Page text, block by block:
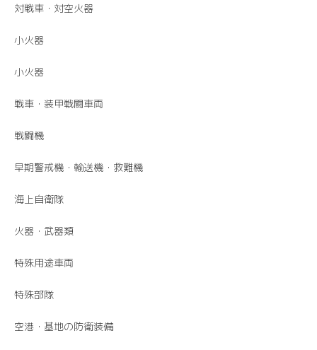
対戦車・対空火器
小火器
小火器
戦車・装甲戦闘車両
戦闘機
早期警戒機・輸送機・救難機
海上自衛隊
火器・武器類
特殊用途車両
特殊部隊
空港・基地の防衛装備